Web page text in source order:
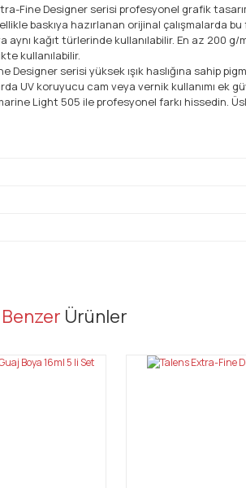
Fine Designer serisi profesyonel grafik
baskıya hazırlanan orijinal çalışmalarda
aynı kağıt türlerinde kullanılabilir. En az 200 g/
kullanılabilir.
Designer serisi yüksek ışık haslığına sahip
UV koruyucu cam veya vernik kullanımı ek
Light 505 ile profesyonel farkı hissedin.
noktaları öneri formunu kullanarak
Benzer Ürünler